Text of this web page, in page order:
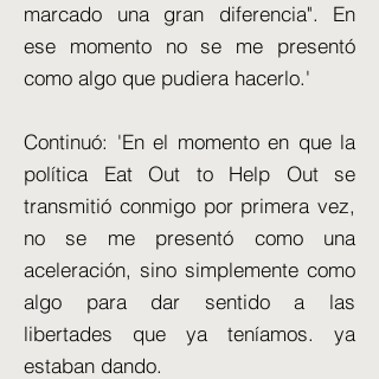
marcado una gran diferencia". En
ese momento no se me presentó
como algo que pudiera hacerlo.'
Continuó: 'En el momento en que la
política Eat Out to Help Out se
transmitió conmigo por primera vez,
no se me presentó como una
aceleración, sino simplemente como
algo para dar sentido a las
libertades que ya teníamos. ya
estaban dando.